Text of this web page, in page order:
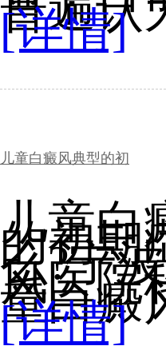
普遍认
[详情]
儿童白癜风典型的初
儿童白
的初期
么?宁
风医院
童白癜
[详情]